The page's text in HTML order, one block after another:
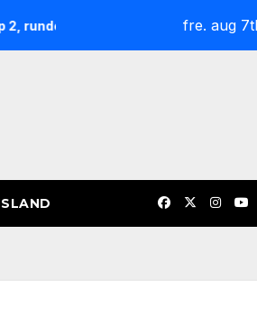
Nøgterne slagudvekslinger og
fre. aug